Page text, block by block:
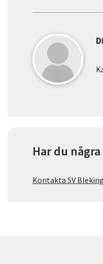
Har du
Kontakta SV